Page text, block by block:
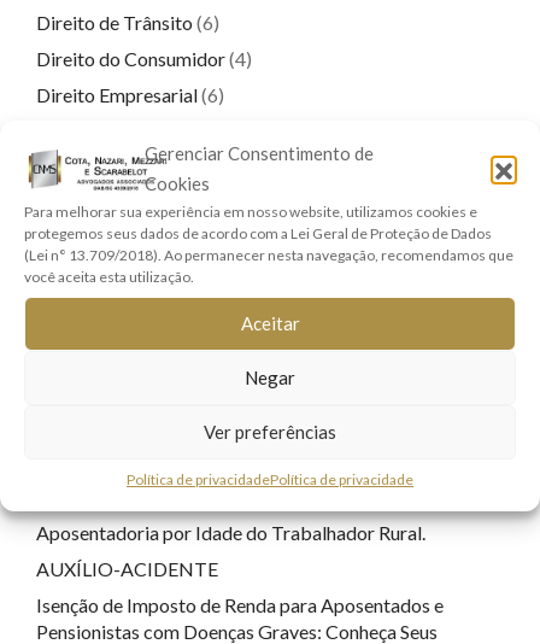
Gerenciar Consentimento de
Cookies
Para melhorar sua experiência em nosso website, utilizamos cookies e
protegemos seus dados de acordo com a Lei Geral de Proteção de Dados
(Lei n° 13.709/2018). Ao permanecer nesta navegação, recomendamos que
você aceita esta utilização.
Aceitar
Negar
Ver preferências
Política de privacidadePolítica de privacidade
Direito de Trânsito (6)
Direito do Consumidor(4)
Direito Empresarial(6)
Direito Previdenciário (9)
Direitos Real e Imobiliário
Família e Sucessões(9)
Lei Geral de Proteção de Dados
Responsabilidade Civil(8)
POSTS RECENTES
Aposentadoria por Idade do Trabalhador Rural.
AUXÍLIO-ACIDENTE
Isenção de Imposto de Renda para Aposentados e
Pensionistas com Doenças Graves: Conheça Seus